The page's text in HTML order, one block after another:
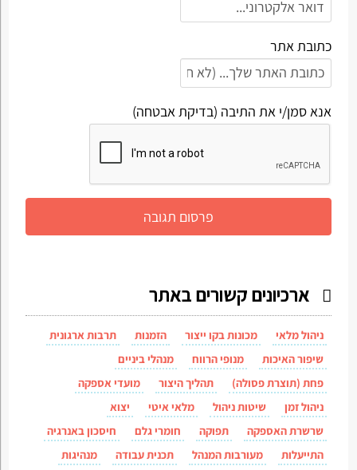
כתובת אתר
אנא סמן/י את התיבה (בדיקת אבטחה)
ארכיונים קשורים באתר
ניהול מלאי מכונות בקו ייצור הזמנות
תרבות ארגונית
שיפור האיכות
מנופי הרווח
מנהלי ביניים
פחת (תוצרת פסולה)
תהליך היצור
מועדי אספקה
ניהול זמן
שיטות ניהול מלאי איטי
יצוא
שרשרת האספקה
תפוקה חומרי גלם
חיסכון באנרגיה
התייעלות
מעורבות המנהל תכנית עבודה
מנהיגות